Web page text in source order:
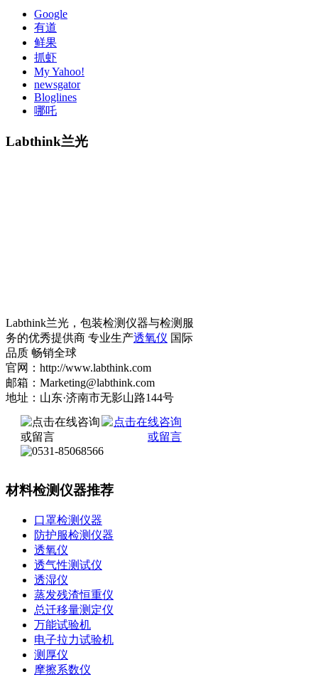
Google
有道
鲜果
抓虾
My Yahoo!
newsgator
Bloglines
哪吒
Labthink兰光
Labthink兰光，包装检测仪器与检测服
务的优秀提供商 专业生产透氧仪 国际
品质 畅销全球
官网：http://www.labthink.com
邮箱：Marketing@labthink.com
地址：山东·济南市无影山路144号
材料检测仪器推荐
口罩检测仪器
防护服检测仪器
透氧仪
透气性测试仪
透湿仪
蒸发残渣恒重仪
总迁移量测定仪
万能试验机
电子拉力试验机
测厚仪
摩擦系数仪